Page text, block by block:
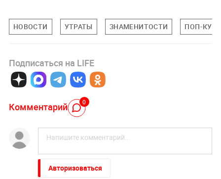
НОВОСТИ УТРАТЫ ЗНАМЕНИТОСТИ ПОП-
Подписаться на LIFE
Комментарий 0
Авторизоваться